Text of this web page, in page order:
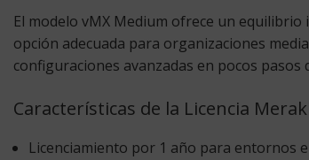
El modelo vMX Medium ofrece un
opción adecuada para organizaciones
configuraciones avanzadas en pocos pasos
Características de la Licencia
Licenciamiento por 1 año para entornos